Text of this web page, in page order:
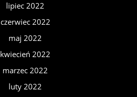
lipiec 2022
czerwiec 2022
maj 2022
kwiecień 2022
marzec 2022
luty 2022